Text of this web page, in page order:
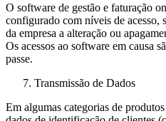
O software de gestão e faturação
configurado com níveis de acesso,
da empresa a alteração ou
Os acessos ao software em causa
passe.
Transmissão de Dados
Em algumas categorias de